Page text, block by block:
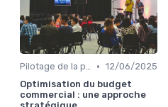
Pilotage de la performance commerciale • 12/06/2025
Optimisation du budget
commercial : une approche